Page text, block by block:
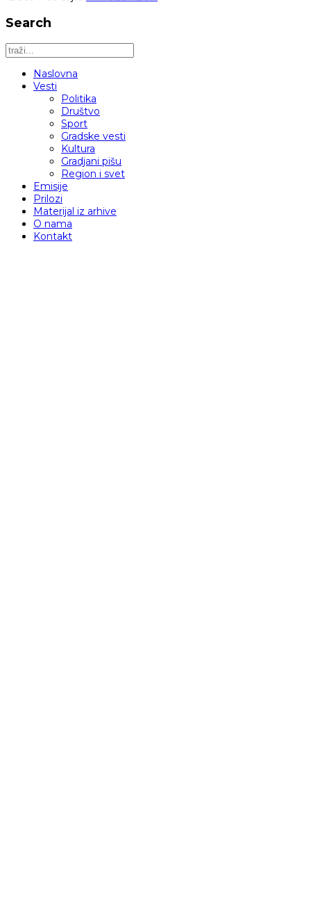
Search
Naslovna
Vesti
Politika
Društvo
Sport
Gradske vesti
Kultura
Gradjani pišu
Region i svet
Emisije
Prilozi
Materijal iz arhive
O nama
Kontakt